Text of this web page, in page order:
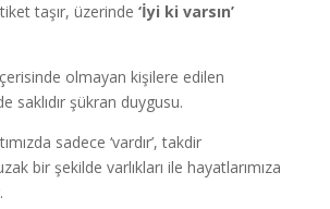
taşır, üzerinde ‘İyi ki varsın’
olmayan kişilere edilen
saklıdır şükran duygusu.
sadece ‘vardır’, takdir
bir şekilde varlıkları ile hayatlarımıza